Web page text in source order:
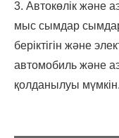
3. Автокөлік және
мыс сымдар сымдар
беріктігін және
автомобиль және
қолданылуы мүмкін.